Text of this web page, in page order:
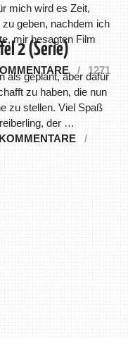
mich wird es Zeit,
geben, nachdem ich
mir besagten Film
1271
2 (Serie)
als geplant, aber dafür
zu haben, die nun
zu stellen. Viel Spaß
der …